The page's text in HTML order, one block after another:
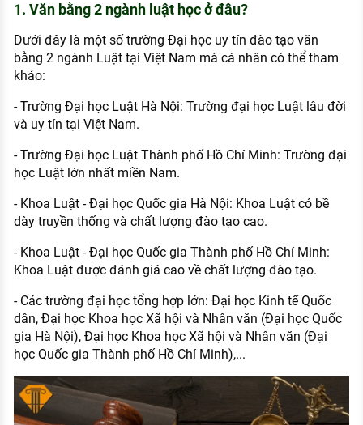
1. Văn bằng 2 ngành luật học ở đâu?
Dưới đây là một số trường Đại học uy tín đào tạo văn
bằng 2 ngành Luật tại Việt Nam mà cá nhân có thể tham
khảo:
- Trường Đại học Luật Hà Nội: Trường đại học Luật lâu đời
và uy tín tại Việt Nam.
- Trường Đại học Luật Thành phố Hồ Chí Minh: Trường đại
học Luật lớn nhất miền Nam.
- Khoa Luật - Đại học Quốc gia Hà Nội: Khoa Luật có bề
dày truyền thống và chất lượng đào tạo cao.
- Khoa Luật - Đại học Quốc gia Thành phố Hồ Chí Minh:
Khoa Luật được đánh giá cao về chất lượng đào tạo.
- Các trường đại học tổng hợp lớn: Đại học Kinh tế Quốc
dân, Đại học Khoa học Xã hội và Nhân văn (Đại học Quốc
gia Hà Nội), Đại học Khoa học Xã hội và Nhân văn (Đại
học Quốc gia Thành phố Hồ Chí Minh),...